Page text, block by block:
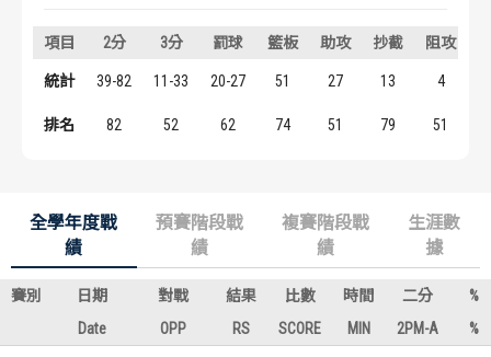
項目 2分 3分 罰球 籃板 助攻 抄截 阻攻
統計 39-82 11-33 20-27 51 27 13 4
排名 82 52 62 74 51 79 51
全學年度戰
績
預賽階段戰
績
複賽階段戰
績
生涯數
據
賽別 日期 對戰 結果 比數 時間 二分
%
Date
OPP RS SCORE MIN 2PM-A %